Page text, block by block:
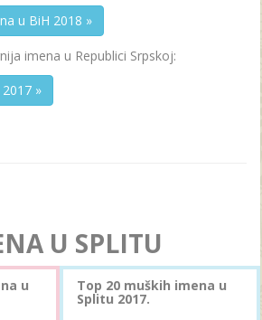
u BiH 2018 »
imena u Republici Srpskoj:
»
U SPLITU
u Top 20 muških imena u
Splitu 2017.